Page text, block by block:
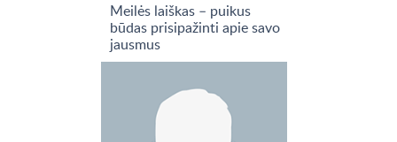
Meilės laiškas – puikus
būdas prisipažinti apie savo
jausmus